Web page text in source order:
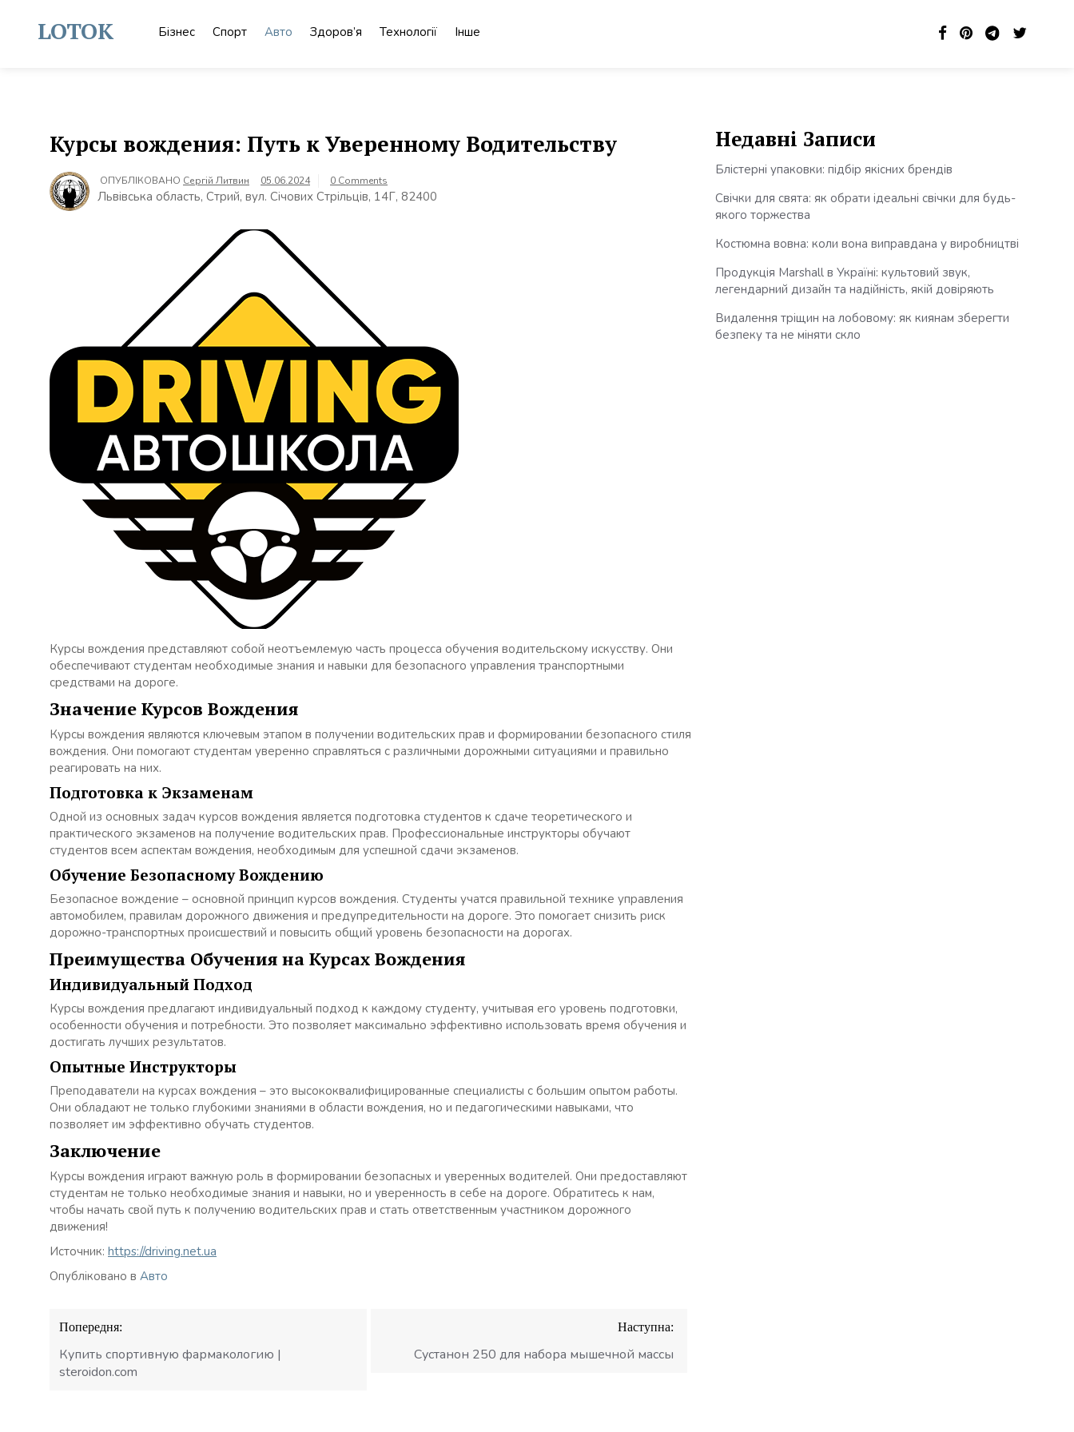
contentLOTOK Бізнес Спорт Авто Здоров’я Технології Інше
Курсы вождения: Путь к Уверенному Водительству
ОПУБЛІКОВАНО Сергій Литвин 05.06.2024 0 Comments
Львівська область, Стрий, вул. Січових Стрільців, 14Г, 82400
Курсы вождения представляют собой неотъемлемую часть процесса обучения водительскому искусству. Они
обеспечивают студентам необходимые знания и навыки для безопасного управления транспортными
средствами на дороге.
Значение Курсов Вождения
Курсы вождения являются ключевым этапом в получении водительских прав и формировании безопасного стиля
вождения. Они помогают студентам уверенно справляться с различными дорожными ситуациями и правильно
реагировать на них.
Подготовка к Экзаменам
Одной из основных задач курсов вождения является подготовка студентов к сдаче теоретического и
практического экзаменов на получение водительских прав. Профессиональные инструкторы обучают
студентов всем аспектам вождения, необходимым для успешной сдачи экзаменов.
Обучение Безопасному Вождению
Безопасное вождение – основной принцип курсов вождения. Студенты учатся правильной технике управления
автомобилем, правилам дорожного движения и предупредительности на дороге. Это помогает снизить риск
дорожно-транспортных происшествий и повысить общий уровень безопасности на дорогах.
Преимущества Обучения на Курсах Вождения
Индивидуальный Подход
Курсы вождения предлагают индивидуальный подход к каждому студенту, учитывая его уровень подготовки,
особенности обучения и потребности. Это позволяет максимально эффективно использовать время обучения и
достигать лучших результатов.
Опытные Инструкторы
Преподаватели на курсах вождения – это высококвалифицированные специалисты с большим опытом работы.
Они обладают не только глубокими знаниями в области вождения, но и педагогическими навыками, что
позволяет им эффективно обучать студентов.
Заключение
Курсы вождения играют важную роль в формировании безопасных и уверенных водителей. Они предоставляют
студентам не только необходимые знания и навыки, но и уверенность в себе на дороге. Обратитесь к нам,
чтобы начать свой путь к получению водительских прав и стать ответственным участником дорожного
движения!
Источник: https://driving.net.ua
Опубліковано в Авто
Навігація
записів
Попередня:
Купить спортивную фармакологию |
steroidon.com
Наступна:
Сустанон 250 для набора мышечной массы
Недавні Записи
Блістерні упаковки: підбір якісних брендів
Свічки для свята: як обрати ідеальні свічки для будь-
якого торжества
Костюмна вовна: коли вона виправдана у виробництві
Продукція Marshall в Україні: культовий звук,
легендарний дизайн та надійність, якій довіряють
Видалення тріщин на лобовому: як киянам зберегти
безпеку та не міняти скло